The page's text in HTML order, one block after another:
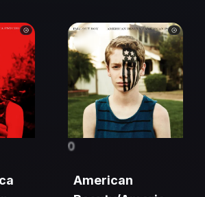
0
American